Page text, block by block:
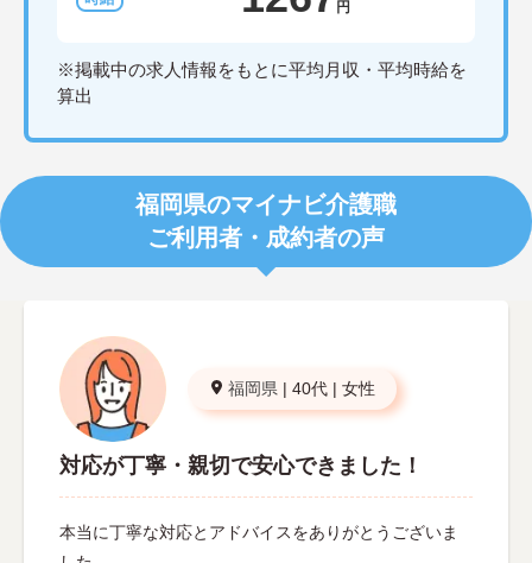
円
※掲載中の求人情報をもとに平均月収・平均時給を
算出
福岡県のマイナビ介護職
ご利用者・成約者の声
福岡県 | 40代 | 女性
対応が丁寧・親切で安心できました！
本当に丁寧な対応とアドバイスをありがとうございま